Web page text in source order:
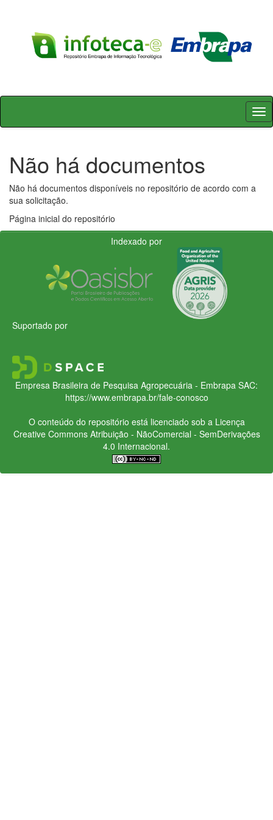
Skip
Não há documentos
Não há documentos disponíveis no repositório de acordo com a
sua solicitação.
Página inicial do repositório
Indexado por
Suportado por
Empresa Brasileira de Pesquisa Agropecuária - Embrapa SAC:
https://www.embrapa.br/fale-conosco
O conteúdo do repositório está licenciado sob a Licença
Creative CommonsAtribuição - NãoComercial - SemDerivações
4.0 Internacional.